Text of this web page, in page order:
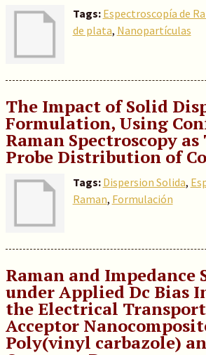
Tags: Espectroscopía de
de plata, Nanopartículas
The Impact of Solid
Formulation, Using
Raman Spectroscopy
Probe Distribution of
Tags: Dispersion Solida,
Raman, Formulación
Raman and Impedance
under Applied Dc Bias
the Electrical
Acceptor
Poly(vinyl carbazole)